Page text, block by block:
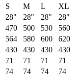
S M L
XL
28" 28" 28"
28"
470 500 530
560
564 580 600
620
430 430 430
430
71 71 71
71
74 74 74
74